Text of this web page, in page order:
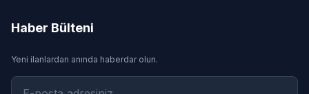
Haber Bülteni
Yeni ilanlardan anında haberdar olun.